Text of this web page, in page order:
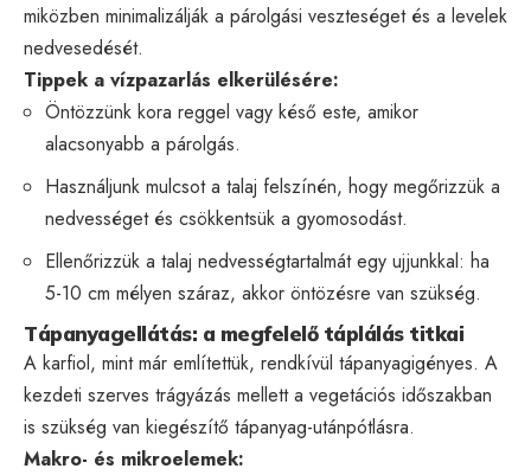
miközben minimalizálják a párolgási veszteséget és a levelek
nedvesedését.
Tippek a vízpazarlás elkerülésére:
Öntözzünk kora reggel vagy késő este, amikor
alacsonyabb a párolgás.
Használjunk mulcsot a talaj felszínén, hogy megőrizzük a
nedvességet és csökkentsük a gyomosodást.
Ellenőrizzük a talaj nedvességtartalmát egy ujjunkkal: ha
5-10 cm mélyen száraz, akkor öntözésre van szükség.
Tápanyagellátás: a megfelelő táplálás titkai
A karfiol, mint már említettük, rendkívül tápanyagigényes. A
kezdeti szerves trágyázás mellett a vegetációs időszakban
is szükség van kiegészítő tápanyag-utánpótlásra.
Makro- és mikroelemek: